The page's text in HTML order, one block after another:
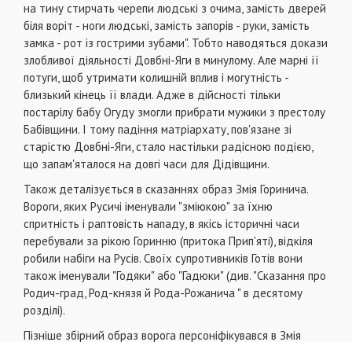
на тину стирчать черепи людські з очима, замість дверей
біля воріт - ноги людські, замість запорів - руки, замість
замка - рот із гострими зубами". Тобто наводяться докази
злобливої діяльності Довбні-Яги в минулому. Але марні її
потуги, щоб утримати колишній вплив і могутність -
близький кінець її влади. Адже в дійсності тільки
постарілу бабу Огуду змогли прибрати мужики з престолу
Бабівщини. І тому падіння матріархату, пов'язане зі
старістю Довбні-Яги, стало настільки радісною подією,
що запам'яталося на довгі часи для Дідівщини.
Також деталізується в сказаннях образ Змія Горинича.
Вороги, яких Русичі іменували "зміюкою" за їхню
спритність і раптовість нападу, в якісь історичні часи
перебували за рікою Горинню (притока Прип'яті), відкіля
робили набіги на Русів. Своїх супротивників Готів вони
також іменували "Годяки" або "Гадюки" (див. "Сказання про
Родич-град, Род-князя й Рода-Рожанича " в десятому
розділі).
Пізніше збірний образ ворога персоніфікувався в Змія